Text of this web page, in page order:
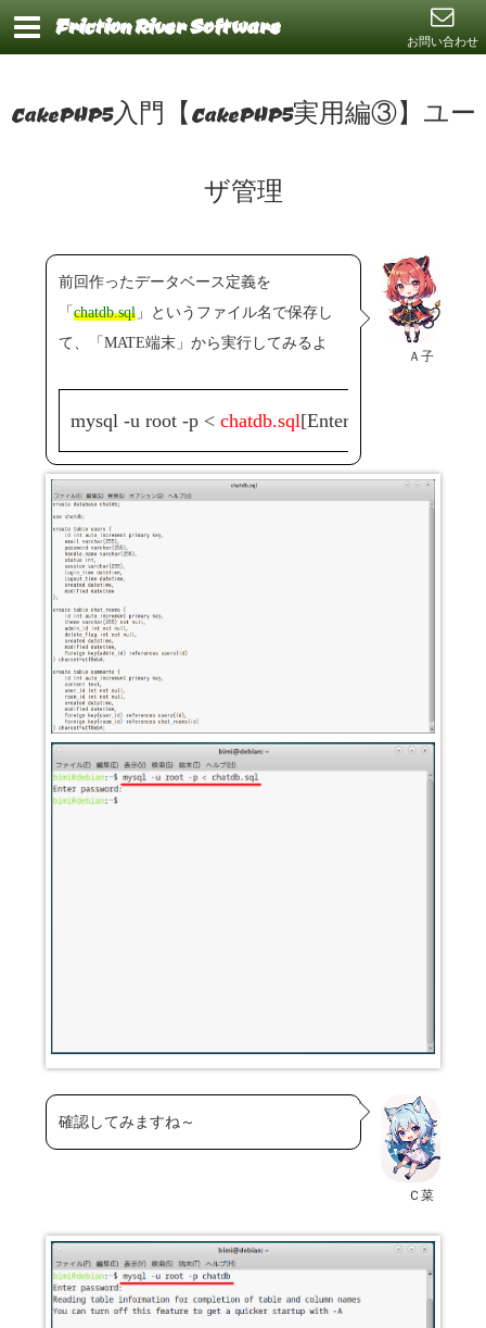
Friction River Software
お問い合わせ
CakePHP5入門【CakePHP5実用編③】ユー
ザ管理
Ａ子
前回作ったデータベース定義を
「chatdb.sql 」というファイル名で保存し
て、「MATE端末」から実行してみるよ
mysql -u root -p <chatdb.sql[Enter]
Ｃ菜
確認してみますね～